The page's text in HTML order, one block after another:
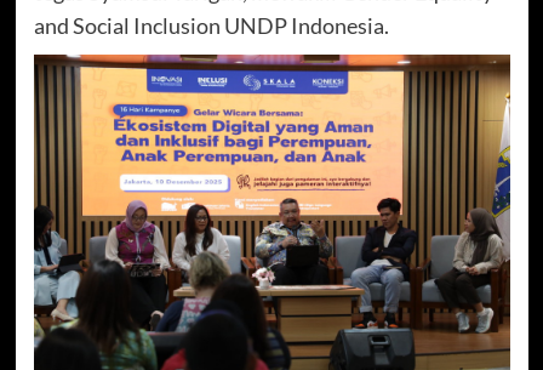
and Social Inclusion UNDP Indonesia.